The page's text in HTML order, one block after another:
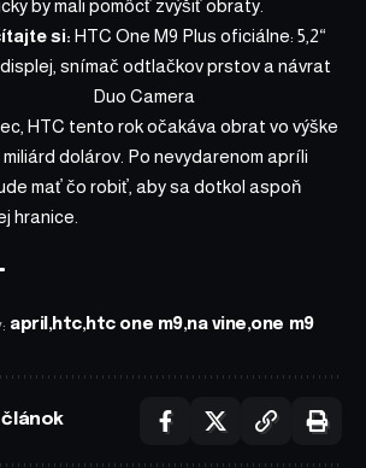
by mali pomôcť zvýšiť obraty.
si: HTC One M9 Plus oficiálne: 5,2“
snímač odtlačkov prstov a návrat
Duo Camera
HTC tento rok očakáva obrat vo výške
miliárd dolárov. Po nevydarenom apríli
mať čo robiť, aby sa dotkol aspoň
hranice.
april htc htc one m9 na vine one m9